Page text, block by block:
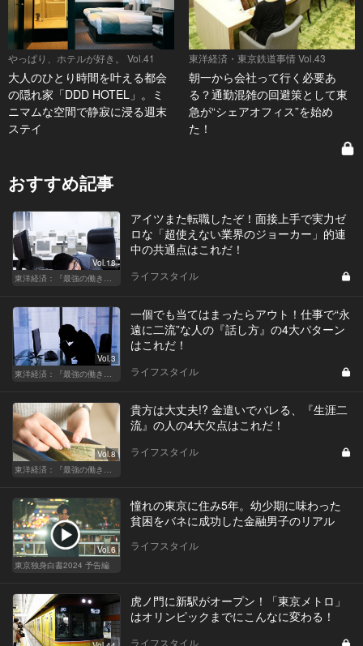
やっぱり、ホテルが好き。 Vol.41
大人のひとり時間を叶える都会
の隠れ家「DDD HOTEL」。ミ
ニマムな空間で静寂に浸る週末
ステイ
東洋経済・東京鉄道事情 Vol.43
朝一から会社って行く必要あ
る？通勤混雑の回避策として東
急が“シェアオフィス”を始め
た！
おすすめ記事
Vol.18
東洋経済：『最強の働き方』『一流の育て方』
アイツまた転職したぞ！面接上手で実力ゼ
ロな「超使えない業界のジョーカー」的連
中の共通点はこれだ！
ライフスタイル
Vol.3
東洋経済：『最強の働き方』『一流の育て方』
一個でも当てはまったらアウト！仕事で“永
遠に二流”な人の『話し方』の4大パターン
はこれだ！
ライフスタイル
Vol.8
東洋経済：『最強の働き方』『一流の育て方』
貴方は大丈夫!? 金遣いでバレる、『生涯二
流』の人の4大欠点はこれだ！
ライフスタイル
Vol.6
東京独身白書2024 予告編
憧れの東京に住み5年。幼少期に味わった
貧困をバネに成功した金融男子のリアル
ライフスタイル
虎ノ門に新駅がオープン！「東京メトロ」
はオリンピックまでにこんなに変わる！
ライフスタイル